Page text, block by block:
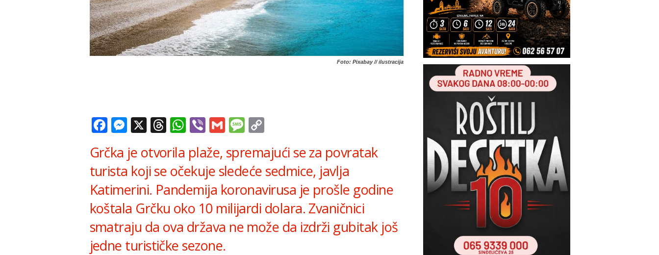
Foto: Pixabay // ilustracija
Facebook
Messenger
X Threads
WhatsApp
ViberGmailMessage
Grčka je otvorila plaže, spremajući se za povratak
turista koji se očekuje sledeće sedmice, javlja
Katimerini. Pandemija koronavirusa je prošle godine
koštala Grčku oko 10 milijardi dolara. Zvaničnici
smatraju da ova država ne može da izdrži gubitak još
jedne turističke sezone.